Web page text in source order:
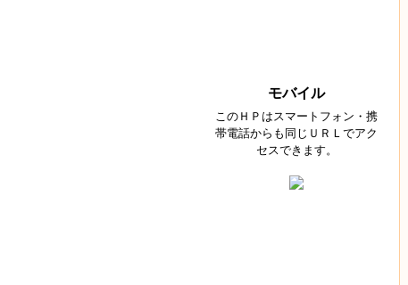
モバイル
このＨＰはスマートフォン・携
帯電話からも同じＵＲＬでアク
セスできます。